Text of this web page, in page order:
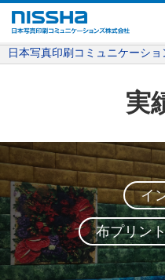
日本写真印刷コミュニケーシ
実
イ
布プリン